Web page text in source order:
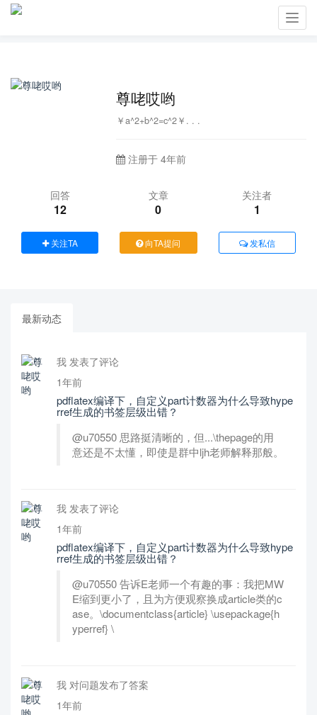
尊咾哎哟
￥a^2+b^2=c^2￥. . .
注册于 4年前
回答
12
文章
0
关注者
1
关注TA 向TA提问 发私信
最新动态
我 发表了评论
1年前
pdflatex编译下，自定义part计数器为什么导致hype
rref生成的书签层级出错？
@u70550 思路挺清晰的，但...\thepage的用
意还是不太懂，即使是群中ljh老师解释那般。
我 发表了评论
1年前
pdflatex编译下，自定义part计数器为什么导致hype
rref生成的书签层级出错？
@u70550 告诉E老师一个有趣的事：我把MW
E缩到更小了，且为方便观察换成article类的c
ase。\documentclass{article} \usepackage{h
yperref} \
我 对问题发布了答案
1年前